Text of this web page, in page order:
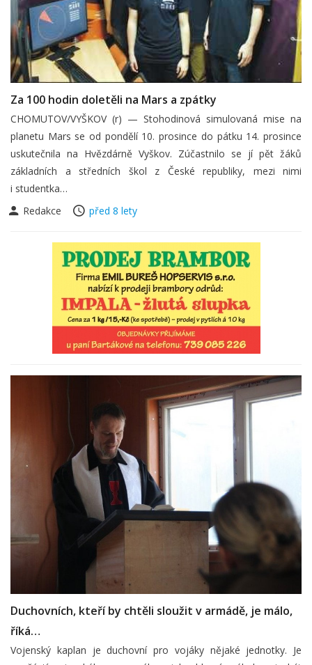
Za 100 hodin doletěli na Mars a zpátky
CHOMUTOV/VYŠKOV (r) — Stohodinová simulovaná mise na
planetu Mars se od pondělí 10. prosince do pátku 14. prosince
uskutečnila na Hvězdárně Vyškov. Zúčastnilo se jí pět žáků
základních a středních škol z České republiky, mezi nimi
i studentka…
Redakce
před 8 lety
Duchovních, kteří by chtěli sloužit v armádě, je málo,
říká…
Vojenský kaplan je duchovní pro vojáky nějaké jednotky. Je